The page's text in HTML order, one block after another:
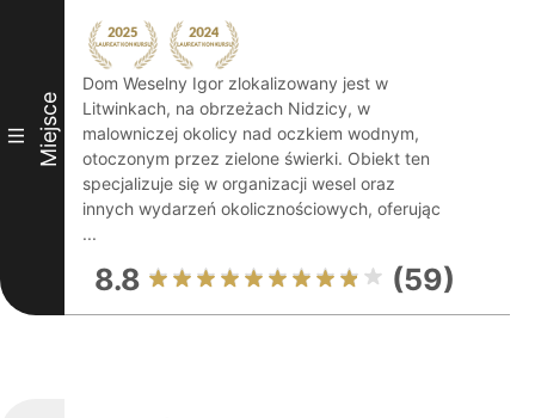
III Miejsce
Dom Weselny Igor zlokalizowany jest w
Litwinkach, na obrzeżach Nidzicy, w
malowniczej okolicy nad oczkiem wodnym,
otoczonym przez zielone świerki. Obiekt ten
specjalizuje się w organizacji wesel oraz
innych wydarzeń okolicznościowych, oferując
...
8.8 (59)